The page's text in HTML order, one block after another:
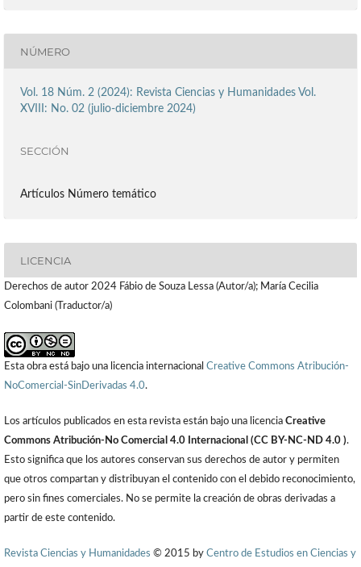
NÚMERO
Vol. 18 Núm. 2 (2024): Revista Ciencias y Humanidades Vol.
XVIII: No. 02 (julio-diciembre 2024)
SECCIÓN
Artículos Número temático
LICENCIA
Derechos de autor 2024 Fábio de Souza Lessa (Autor/a); María Cecilia
Colombani (Traductor/a)
Esta obra está bajo una licencia internacional Creative Commons Atribución-
NoComercial-SinDerivadas 4.0.
Los artículos publicados en esta revista están bajo una licencia Creative
Commons Atribución-No Comercial 4.0 Internacional (CC BY-NC-ND 4.0 ).
Esto significa que los autores conservan sus derechos de autor y permiten
que otros compartan y distribuyan el contenido con el debido reconocimiento,
pero sin fines comerciales. No se permite la creación de obras derivadas a
partir de este contenido.
Revista Ciencias y Humanidades © 2015 by Centro de Estudios en Ciencias y